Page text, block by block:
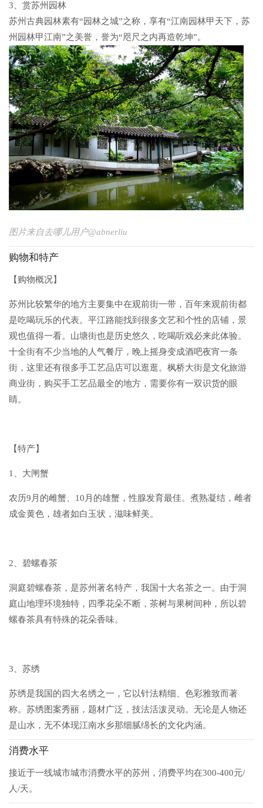
3、赏苏州园林
苏州古典园林素有“园林之城”之称，享有“江南园林甲天下，苏
州园林甲江南”之美誉，誉为“咫尺之内再造乾坤”。
图片来自去哪儿用户@abnerliu
购物和特产
【购物概况】
苏州比较繁华的地方主要集中在观前街一带，百年来观前街都
是吃喝玩乐的代表。 平江路能找到很多文艺和个性的店铺，景
观也值得一看。山塘街也是历史悠久，吃喝听戏必来此体验。
十全街有不少当地的人气餐厅，晚上摇身变成酒吧夜宵一条
街，这里还有很多手工艺品店可以逛逛。 枫桥大街是文化旅游
商业街，购买手工艺品最全的地方，需要你有一双识货的眼
睛。
【特产】
1、大闸蟹
农历9月的雌蟹、10月的雄蟹，性腺发育最佳。煮熟凝结，雌者
成金黄色，雄者如白玉状，滋味鲜美。
2、碧螺春茶
洞庭碧螺春茶，是苏州著名特产，我国十大名茶之一。由于洞
庭山地理环境独特，四季花朵不断，茶树与果树间种，所以碧
螺春茶具有特殊的花朵香味。
3、苏绣
苏绣是我国的四大名绣之一，它以针法精细、色彩雅致而著
称。苏绣图案秀丽，题材广泛，技法活泼灵动。无论是人物还
是山水，无不体现江南水乡那细腻绵长的文化内涵。
消费水平
接近于一线城市城市消费水平的苏州，消费平均在300-400元/
人/天。